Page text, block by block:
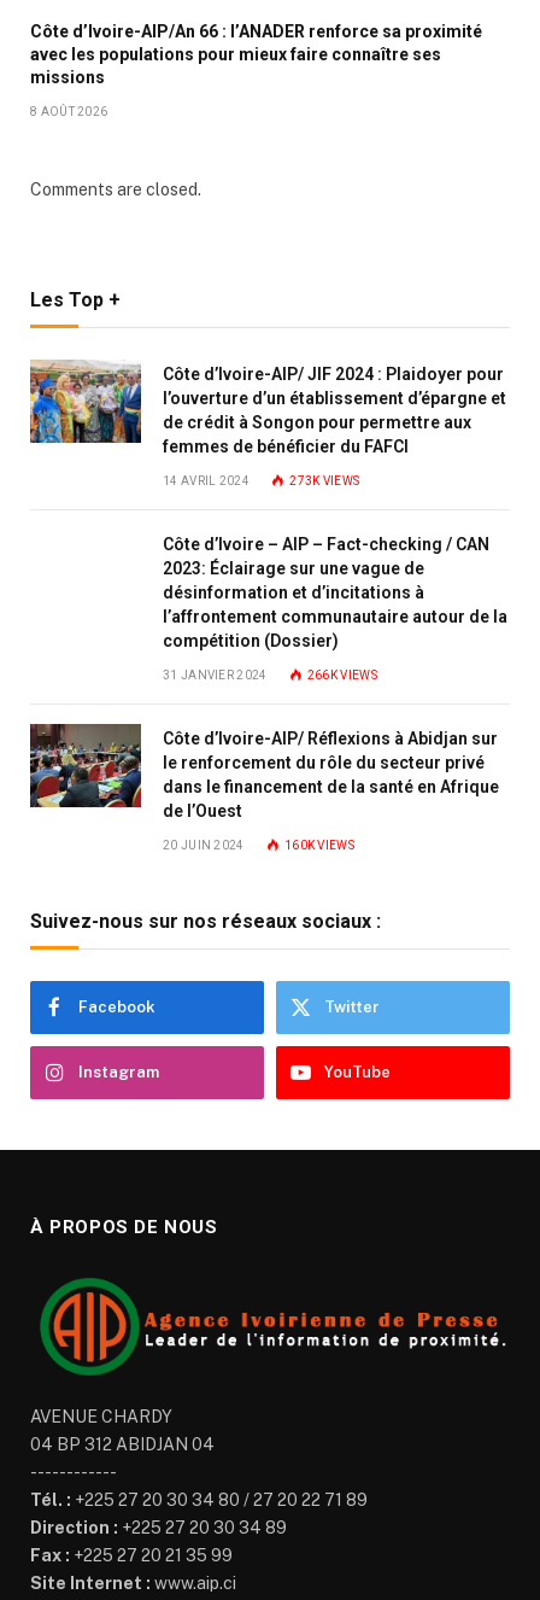
Côte d’Ivoire-AIP/An 66 : l’ANADER renforce sa proximité
avec les populations pour mieux faire connaître ses
missions
8 AOÛT 2026
Comments are closed.
Les Top +
Côte d’Ivoire-AIP/ JIF 2024 : Plaidoyer pour
l’ouverture d’un établissement d’épargne et
de crédit à Songon pour permettre aux
femmes de bénéficier du FAFCI
14 AVRIL 2024 273KVIEWS
Côte d’Ivoire – AIP – Fact-checking / CAN
2023: Éclairage sur une vague de
désinformation et d’incitations à
l’affrontement communautaire autour de la
compétition (Dossier)
31 JANVIER 2024 266KVIEWS
Côte d’Ivoire-AIP/ Réflexions à Abidjan sur
le renforcement du rôle du secteur privé
dans le financement de la santé en Afrique
de l’Ouest
20 JUIN 2024 160KVIEWS
Suivez-nous sur nos réseaux sociaux :
Facebook Twitter
Instagram YouTube
À PROPOS DE NOUS
AVENUE CHARDY
04 BP 312 ABIDJAN 04
------------
Tél. : +225 27 20 30 34 80 / 27 20 22 71 89
Direction : +225 27 20 30 34 89
Fax : +225 27 20 21 35 99
Site Internet : www.aip.ci